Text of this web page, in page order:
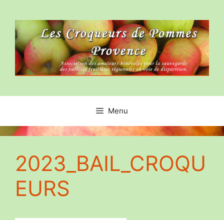
contenu
Menu
2023_BAIL_CROQU
EURS